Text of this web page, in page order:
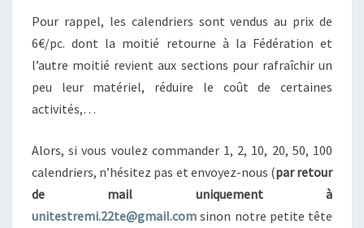
2
1
Pour rappel, les calendriers sont vendus au prix de
6€/pc. dont la moitié retourne à la Fédération et
l’autre moitié revient aux sections pour rafraîchir un
peu leur matériel, réduire le coût de certaines
activités,…
Alors, si vous voulez commander 1, 2, 10, 20, 50, 100
calendriers, n’hésitez pas et envoyez-nous (par retour
de mail uniquement à
unitestremi.22te@gmail.com sinon notre petite tête